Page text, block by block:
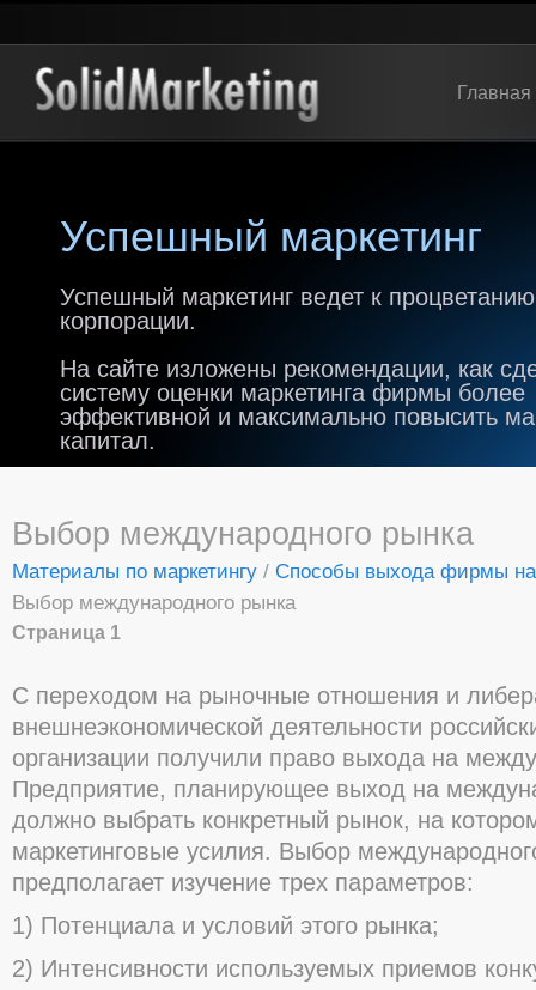
Главная
Успешный маркетинг
Успешный маркетинг ведет к процветанию
корпорации.
На сайте изложены рекомендации, как
систему оценки маркетинга фирмы более
эффективной и максимально повысить
капитал.
Выбор международного рынка
Материалы по маркетингу / Способы выхода фирмы
Выбор международного рынка
Страница 1
С переходом на рыночные отношения и
внешнеэкономической деятельности
организации получили право выхода на
Предприятие, планирующее выход на
должно выбрать конкретный рынок, на
маркетинговые усилия. Выбор
предполагает изучение трех параметров:
1) Потенциала и условий этого рынка;
2) Интенсивности используемых приемов